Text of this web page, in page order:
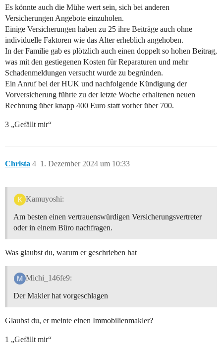
Es könnte auch die Mühe wert sein, sich bei anderen
Versicherungen Angebote einzuholen.
Einige Versicherungen haben zu 25 ihre Beiträge auch ohne
individuelle Faktoren wie das Alter erheblich angehoben.
In der Familie gab es plötzlich auch einen doppelt so hohen Beitrag,
was mit den gestiegenen Kosten für Reparaturen und mehr
Schadenmeldungen versucht wurde zu begründen.
Ein Anruf bei der HUK und nachfolgende Kündigung der
Vorversicherung führte zu der letzte Woche erhaltenen neuen
Rechnung über knapp 400 Euro statt vorher über 700.
3 „Gefällt mir“
Christa 1. Dezember 2024 um 10:33
4
Kamuyoshi:
Am besten einen vertrauenswürdigen Versicherungsvertreter
oder in einem Büro nachfragen.
Was glaubst du, warum er geschrieben hat
Michi_146fe9:
Der Makler hat vorgeschlagen
Glaubst du, er meinte einen Immobilienmakler?
1 „Gefällt mir“